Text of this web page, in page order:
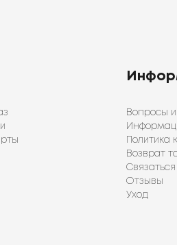
Вопросы и
Политика
Возврат
Отзывы
Уход